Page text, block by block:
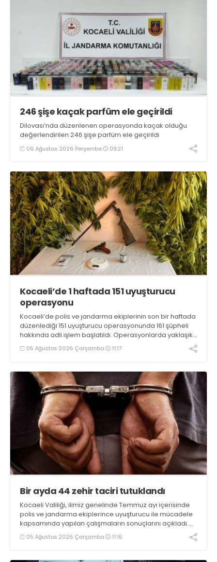
246 şişe kaçak parfüm ele geçirildi
Dilovası’nda düzenlenen operasyonda kaçak olduğu
değerlendirilen 246 şişe parfüm ele geçirildi
06 Ağustos 2026 Perşembe 09:21
Kocaeli’de 1 haftada 151 uyuşturucu
operasyonu
Kocaeli’de polis ve jandarma ekiplerinin son bir haftada
düzenlediği 151 uyuşturucu operasyonunda 161 şüpheli
hakkında adli işlem başlatıldı. Operasyonlarda yaklaşık
2 kilogram uyuşturucu madde ile 121 kök kenevir bitkisi
ele geçirilirken, 9 şüpheli tutuklandı
05 Ağustos 2026 Çarşamba 11:17
Bir ayda 44 zehir taciri tutuklandı
Kocaeli Valiliği, ilimiz genelinde Temmuz ayı içerisinde
polis ve jandarma ekiplerince uyuşturucu ile mücadele
kapsamında yapılan çalışmaların sonuçlarını açıkladı.
Çalışmalar sonucunda uyuşturucu ve uyarıcı madde
kullanan, ticaretini ve sevkiyatını yapan 44 şahıs
05 Ağustos 2026 Çarşamba 11:16